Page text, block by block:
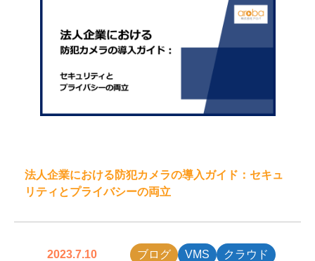
法人企業における防犯カメラの導入ガイド：セキュ
リティとプライバシーの両立
2023.7.10 ブログ VMS
クラウド